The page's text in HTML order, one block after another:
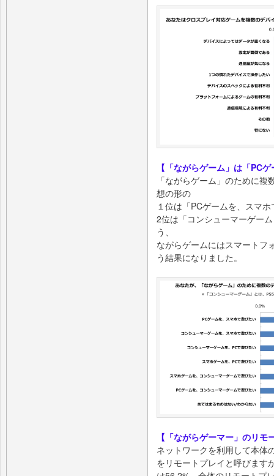
【「ながらゲーム」は「PC
「ながらゲーム」のために
想の形の
１位は「PCゲームを、スマ
2位は「コンシューマーゲー
う、
ながらゲームにはスマートフ
う結果になりました。
【「ながらゲーマー」のリ
ネットワークを利用して本体
をリモートプレイと呼びます